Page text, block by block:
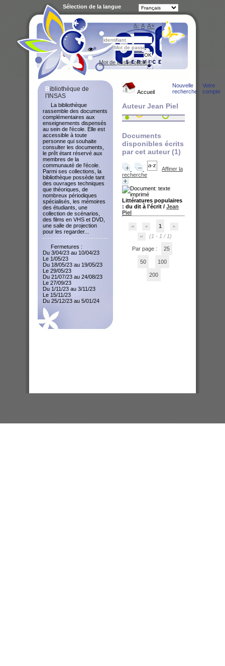
Accueil
Nouvelle
recherche
Votre
compte
Auteur Jean Piel
Documents
disponibles écrits
par cet auteur (1)
Affiner la
recherche
Littératures populaires
: du dit à l'écrit / Jean
Piel
1
(1 - 1 / 1)
Par page : 25
50 100
200
Bibliothèque de
l'INSAS
La bibliothèque
rassemble des documents
complémentaires aux
enseignements dispensés
au sein de l'école. Elle est
accessible à toute
personne qui souhaite
consulter les documents,
le prêt étant réservé aux
membres de la
communauté de l'école.
Parmi ses collections, la
bibliothèque possède tant
des ouvrages techniques
que théoriques, de
nombreux périodiques
spécialisés, les mémoires
des étudiants, une
collection de scénarios,
des films en VHS et DVD,
une salle de projection
pour les regarder...
Fermetures :
Du 3/04/23 au 10/04/23
Le 1/05/23
Du 18/05/23 au 19/05/23
Le 29/05/23
Du 21/07/23 au 24/08/23
Le 27/09/23
Du 1/11/23 au 3/11/23
Le 15/11/23
Du 25/12/23 au 5/01/24
A- A A+
Sélection de la langue
Mot de passe oublié ?